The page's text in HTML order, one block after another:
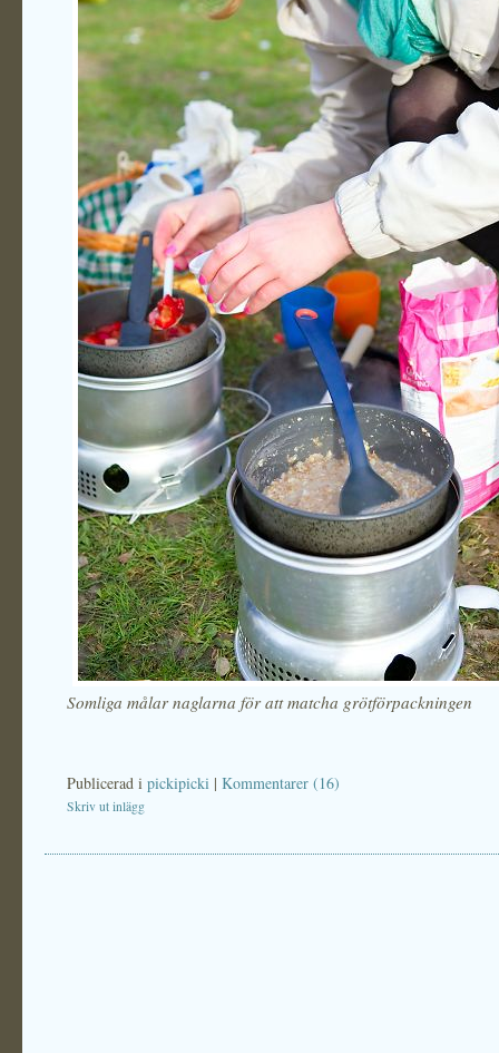
Somliga målar naglarna för att matcha grötförpackningen
Publicerad i pickipicki | Kommentarer (16)
Skriv ut inlägg